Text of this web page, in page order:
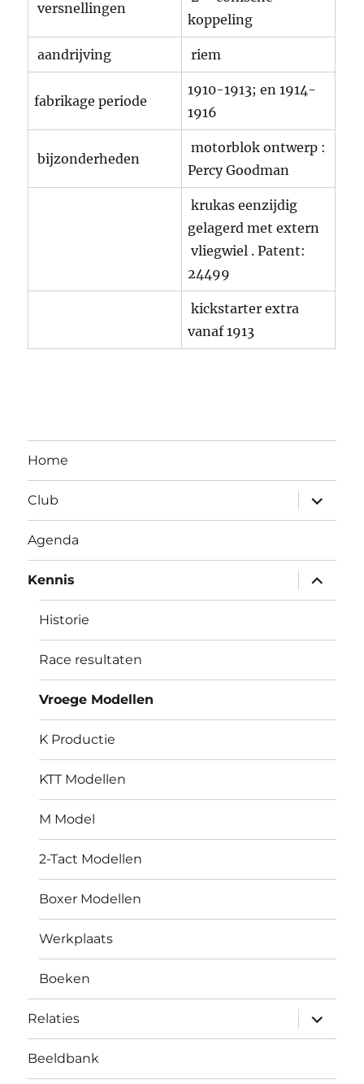
versnellingen
koppeling
aandrijving riem
fabrikage periode
1910-1913; en 1914-
1916
bijzonderheden
motorblok ontwerp :
Percy Goodman
krukas eenzijdig
gelagerd met extern
vliegwiel . Patent:
24499
kickstarter extra
vanaf 1913
Home
Club
Agenda
Kennis
Historie
Race resultaten
Vroege Modellen
K Productie
KTT Modellen
M Model
2-Tact Modellen
Boxer Modellen
Werkplaats
Boeken
Relaties
Beeldbank